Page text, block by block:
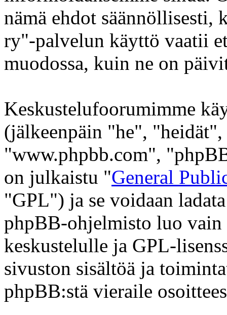
nämä ehdot
ry"-palvelun käyttö vaatii
muodossa, kuin ne on
Keskustelufoorumimme
(jälkeenpäin "he",
"www.phpbb.com",
on julkaistu "General
"GPL") ja se voidaan
phpBB-ohjelmisto luo
keskustelulle ja GPL-
sivuston sisältöä ja
phpBB:stä vieraile